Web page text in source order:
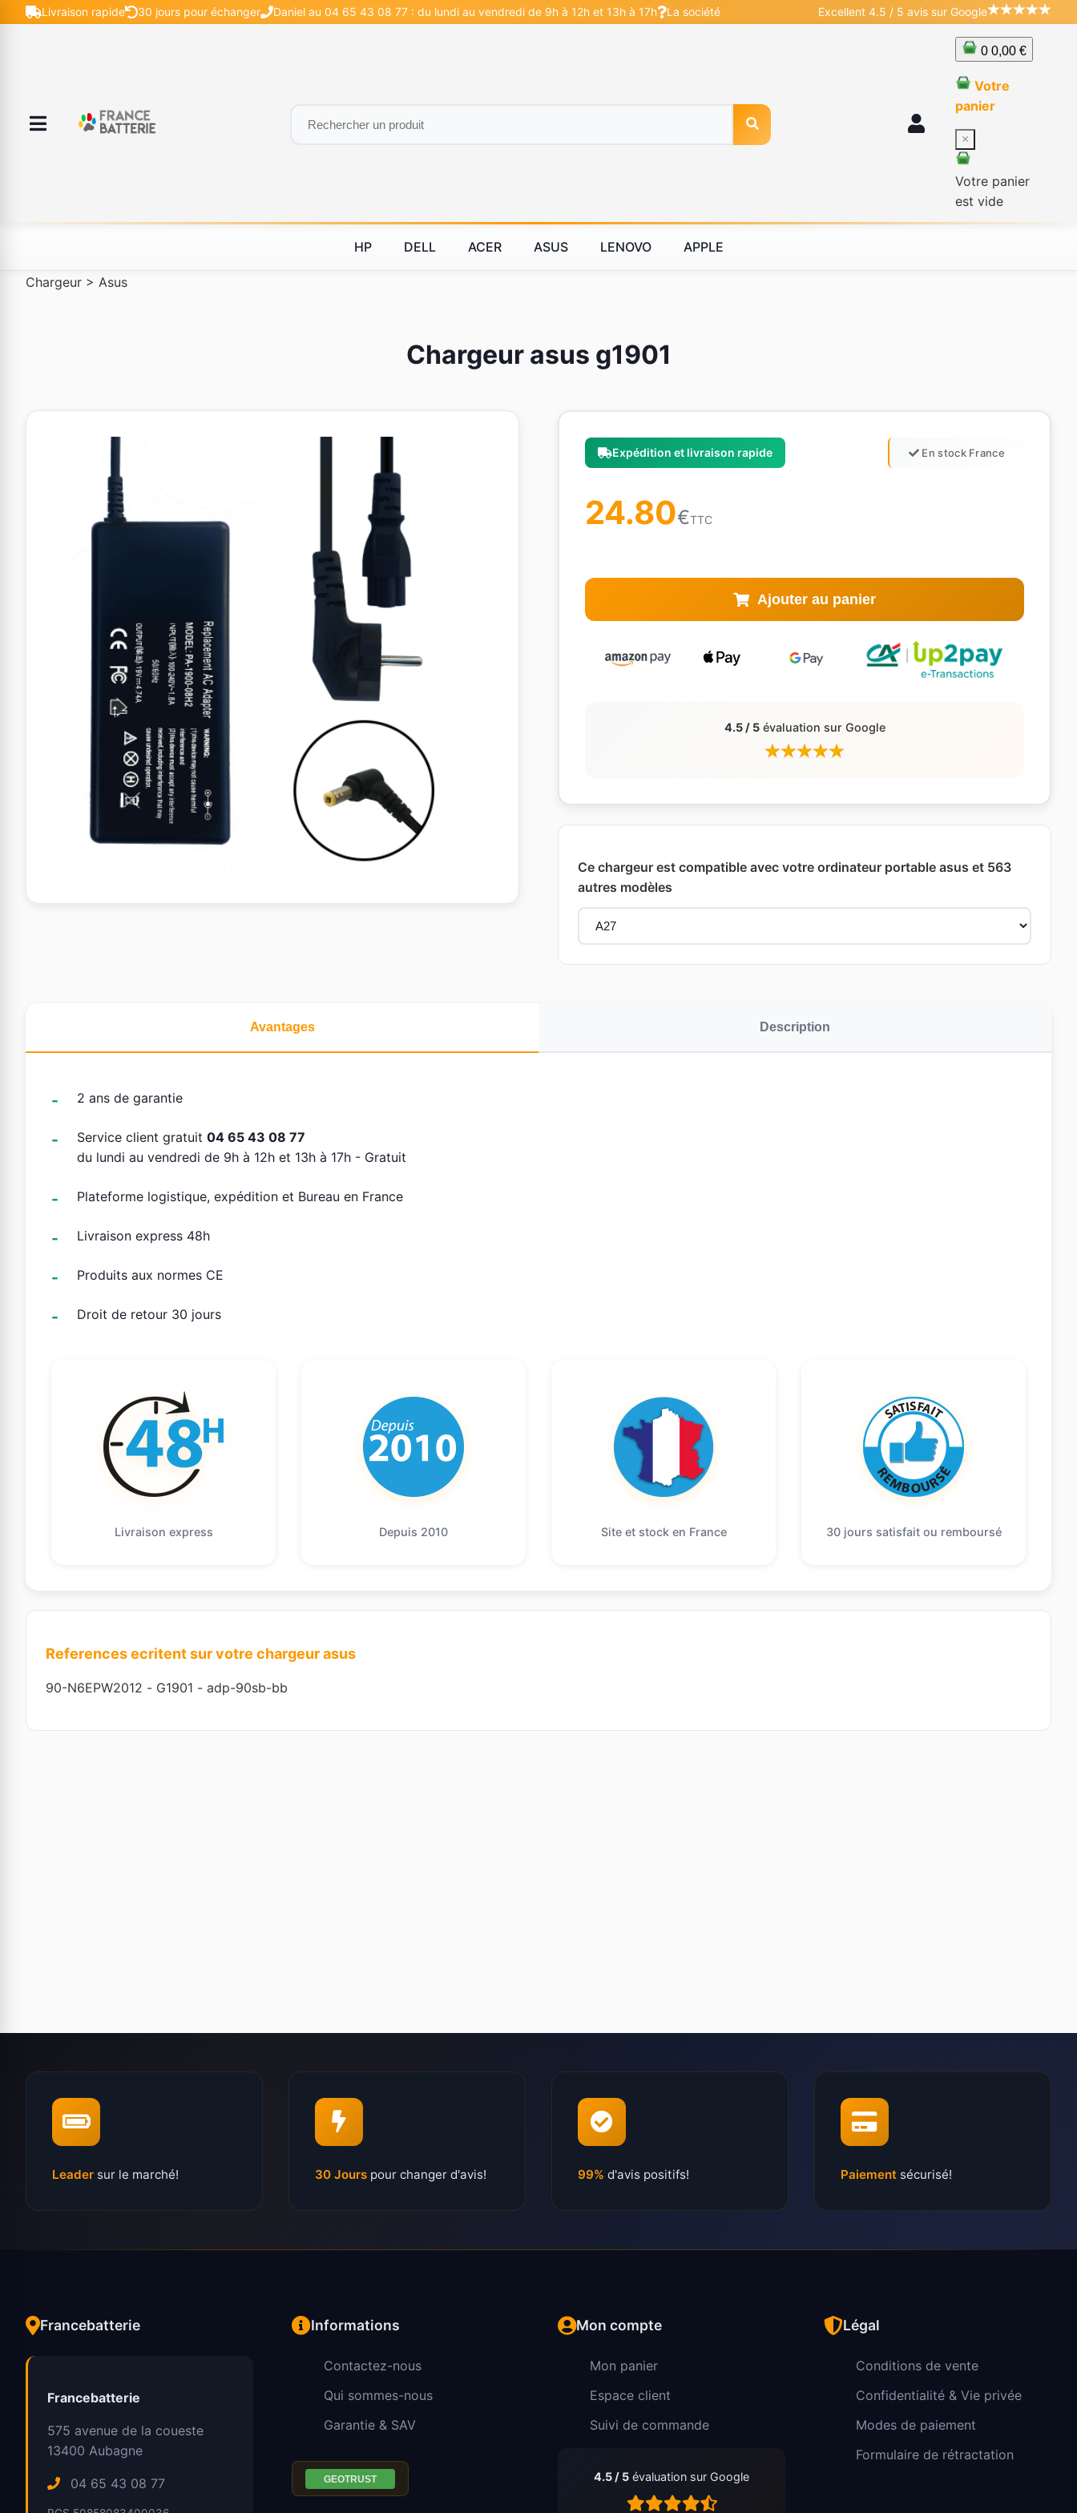
Livraison rapide 30 jours pour échanger Daniel au 04 65 43 08 77 : du lundi au vendredi de 9h à 12h et 13h à 17h La société Excellent 4.5 / 5 avis sur Google
0 0,00 €
Votre
panier
×
Votre panier
est vide
HP DELL ACER ASUS LENOVO APPLE
Chargeur > Asus
Chargeur asus g1901
Expédition et livraison rapide En stock France
24.80€TTC
Ajouter au panier
4.5 / 5évaluation sur Google
Ce chargeur est compatible avec votre ordinateur portable asus et 563
autres modèles
Avantages Description
2 ans de garantie
Service client gratuit 04 65 43 08 77
du lundi au vendredi de 9h à 12h et 13h à 17h - Gratuit
Plateforme logistique, expédition et Bureau en France
Livraison express 48h
Produits aux normes CE
Droit de retour 30 jours
Livraison express Depuis 2010 Site et stock en France 30 jours satisfait ou remboursé
References ecritent sur votre chargeur asus
90-N6EPW2012 - G1901 - adp-90sb-bb
Leader sur le marché! 30 Jours pour changer d'avis! 99% d'avis positifs! Paiement sécurisé!
Francebatterie
Francebatterie
575 avenue de la coueste
13400 Aubagne
04 65 43 08 77
Informations
Contactez-nous
Qui sommes-nous
Garantie & SAV
Mon compte
Mon panier
Espace client
Suivi de commande
4.5 / 5 évaluation sur Google
Légal
Conditions de vente
Confidentialité & Vie privée
Modes de paiement
Formulaire de rétractation